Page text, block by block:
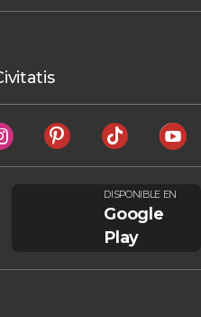
DISPONIBLE EN
Google
Play